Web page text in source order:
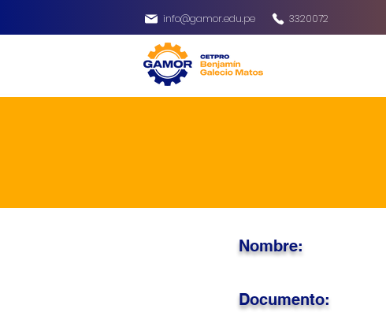
info@gamor.edu.pe 3320072
Nombre:
Documento: